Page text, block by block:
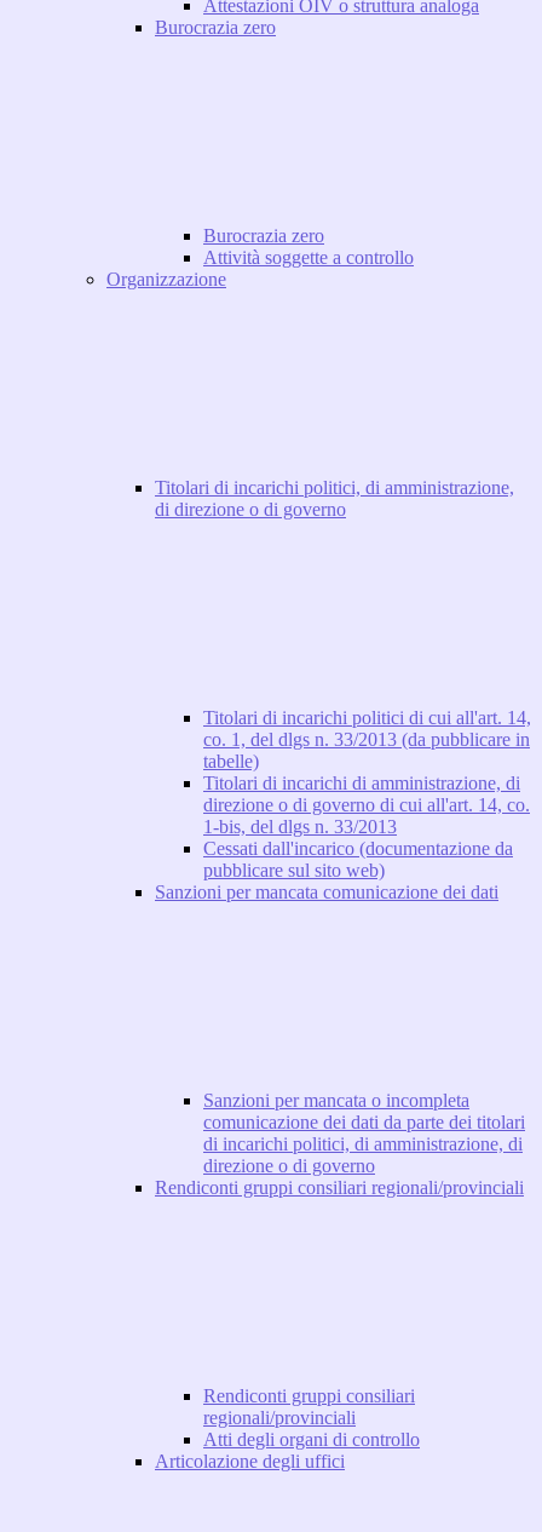
Attestazioni OIV o struttura analoga
Burocrazia zero
Burocrazia zero
Attività soggette a controllo
Organizzazione
Titolari di incarichi politici, di amministrazione,
di direzione o di governo
Titolari di incarichi politici di cui all'art. 14,
co. 1, del dlgs n. 33/2013 (da pubblicare in
tabelle)
Titolari di incarichi di amministrazione, di
direzione o di governo di cui all'art. 14, co.
1-bis, del dlgs n. 33/2013
Cessati dall'incarico (documentazione da
pubblicare sul sito web)
Sanzioni per mancata comunicazione dei dati
Sanzioni per mancata o incompleta
comunicazione dei dati da parte dei titolari
di incarichi politici, di amministrazione, di
direzione o di governo
Rendiconti gruppi consiliari regionali/provinciali
Rendiconti gruppi consiliari
regionali/provinciali
Atti degli organi di controllo
Articolazione degli uffici